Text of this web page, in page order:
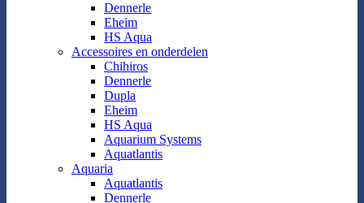
Dennerle
Eheim
HS Aqua
Accessoires en onderdelen
Chihiros
Dennerle
Dupla
Eheim
HS Aqua
Aquarium Systems
Aquatlantis
Aquaria
Aquatlantis
Dennerle